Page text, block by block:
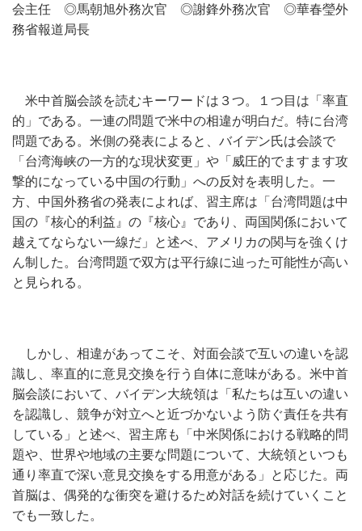
会主任 ◎馬朝旭外務次官 ◎謝鋒外務次官 ◎華春瑩外
務省報道局長
米中首脳会談を読むキーワードは３つ。１つ目は「率直
的」である。一連の問題で米中の相違が明白だ。特に台湾
問題である。米側の発表によると、バイデン氏は会談で
「台湾海峡の一方的な現状変更」や「威圧的でますます攻
撃的になっている中国の行動」への反対を表明した。一
方、中国外務省の発表によれば、習主席は「台湾問題は中
国の『核心的利益』の『核心』であり、両国関係において
越えてならない一線だ」と述べ、アメリカの関与を強くけ
ん制した。台湾問題で双方は平行線に辿った可能性が高い
と見られる。
しかし、相違があってこそ、対面会談で互いの違いを認
識し、率直的に意見交換を行う自体に意味がある。米中首
脳会談において、バイデン大統領は「私たちは互いの違い
を認識し、競争が対立へと近づかないよう防ぐ責任を共有
している」と述べ、習主席も「中米関係における戦略的問
題や、世界や地域の主要な問題について、大統領といつも
通り率直で深い意見交換をする用意がある」と応じた。両
首脳は、偶発的な衝突を避けるため対話を続けていくこと
でも一致した。